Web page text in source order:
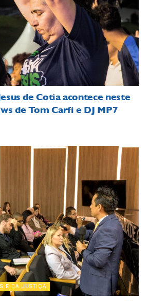
de Cotia acontece neste
de Tom Carfi e DJ MP7
E DA JUSTIÇA